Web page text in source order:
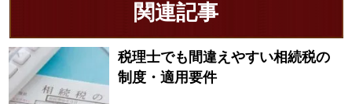
関連記事
税理士でも間違えやすい相続税の
制度・適用要件